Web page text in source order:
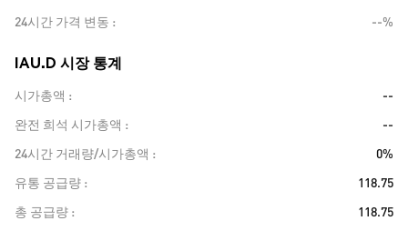
24시간 가격 변동
--%
IAU.D 시장 통계
시가총액
--
완전 희석 시가총액
--
24시간 거래량/시가총액
0%
유통 공급량
118.75
총 공급량
118.75